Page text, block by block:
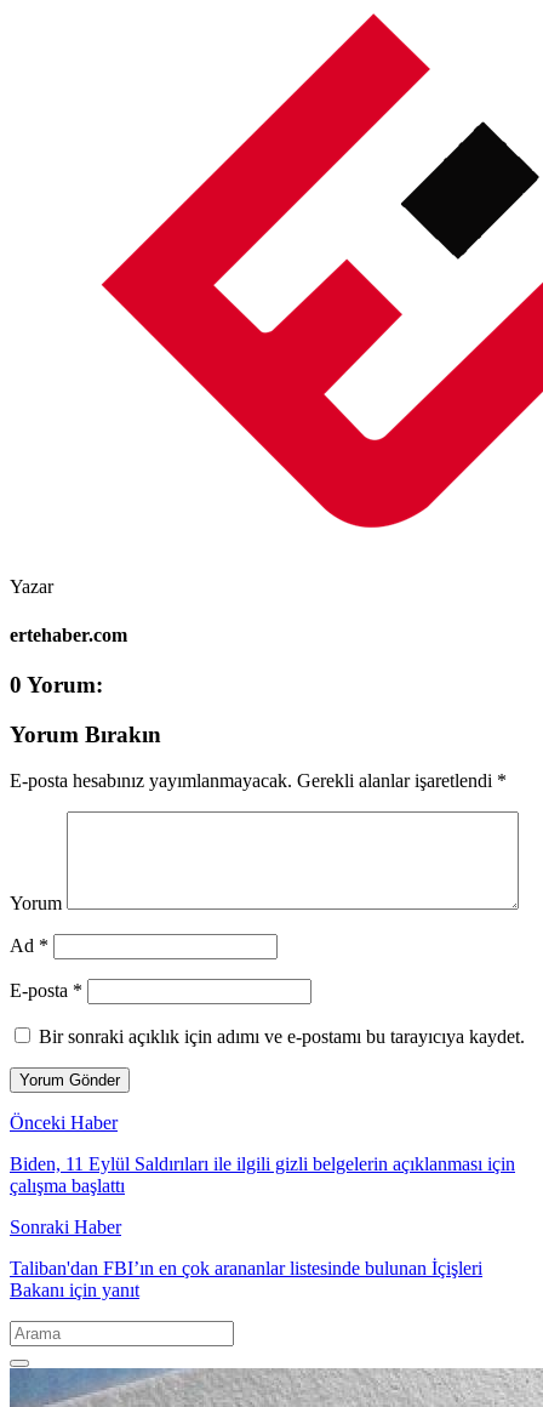
Yazar
ertehaber.com
0 Yorum:
Yorum Bırakın
E-posta hesabınız yayımlanmayacak. Gerekli alanlar işaretlendi *
Yorum
Ad *
E-posta *
Bir sonraki açıklık için adımı ve e-postamı bu tarayıcıya kaydet.
Önceki Haber
Biden, 11 Eylül Saldırıları ile ilgili gizli belgelerin açıklanması için
çalışma başlattı
Sonraki Haber
Taliban'dan FBI’ın en çok arananlar listesinde bulunan İçişleri
Bakanı için yanıt